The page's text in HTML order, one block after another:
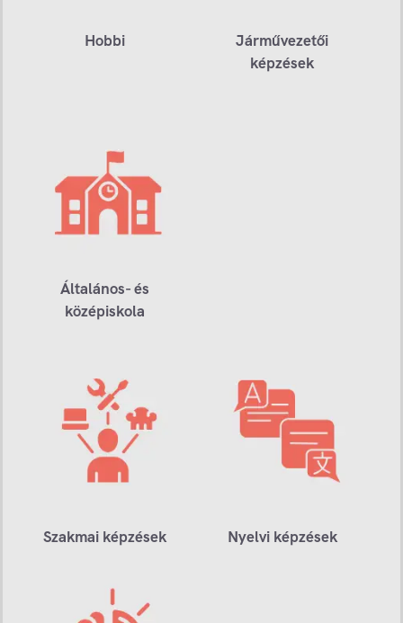
Hobbi
Járművezetői
képzések
Általános- és
középiskola
Szakmai képzések Nyelvi képzések